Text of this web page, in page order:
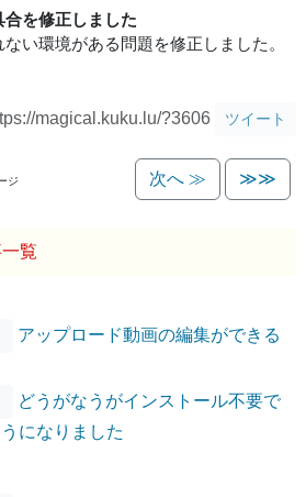
合を修正しました
い環境がある問題を修正しました。
magical.kuku.lu/?3606 ツイート
ジ 次へ ≫ ≫≫
覧
アップロード動画の編集ができる
どうがなうがインストール不要で
になりました